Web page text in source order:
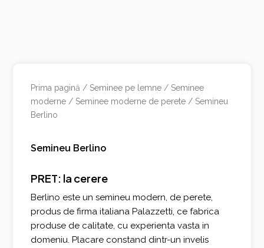
Prima pagină / Seminee pe lemne / Seminee
moderne / Seminee moderne de perete / Semineu
Berlino
Semineu Berlino
PRET: la cerere
Berlino este un semineu modern, de perete,
produs de firma italiana Palazzetti, ce fabrica
produse de calitate, cu experienta vasta in
domeniu. Placare constand dintr-un invelis